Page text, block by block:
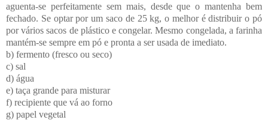
aguenta-se perfeitamente sem mais, desde que o mantenha bem
fechado. Se optar por um saco de 25 kg, o melhor é distribuir o pó
por vários sacos de plástico e congelar. Mesmo congelada, a farinha
mantém-se sempre em pó e pronta a ser usada de imediato.
b) fermento (fresco ou seco)
c) sal
d) água
e) taça grande para misturar
f) recipiente que vá ao forno
g) papel vegetal